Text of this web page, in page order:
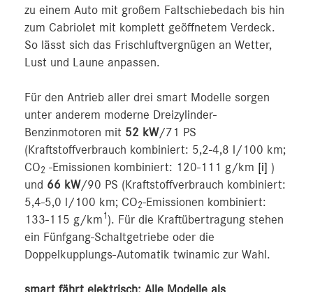
zu einem Auto mit großem Faltschiebedach bis hin
zum Cabriolet mit komplett geöffnetem Verdeck.
So lässt sich das Frischluftvergnügen an Wetter,
Lust und Laune anpassen.
Für den Antrieb aller drei smart Modelle sorgen
unter anderem moderne Dreizylinder-
Benzinmotoren mit 52 kW/71 PS
(Kraftstoffverbrauch kombiniert: 5,2-4,8 l/100 km;
CO2 -Emissionen kombiniert: 120-111 g/km [i] )
und 66 kW/90 PS (Kraftstoffverbrauch kombiniert:
5,4-5,0 l/100 km; CO2-Emissionen kombiniert:
133-115 g/km 1 ). Für die Kraftübertragung stehen
ein Fünfgang-Schaltgetriebe oder die
Doppelkupplungs-Automatik twinamic zur Wahl.